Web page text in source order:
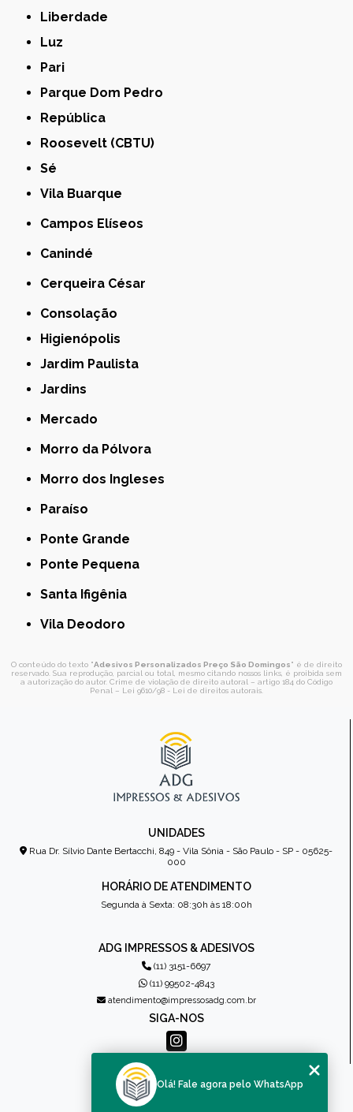
Liberdade
Luz
Pari
Parque Dom Pedro
República
Roosevelt (CBTU)
Sé
Vila Buarque
Campos Elíseos
Canindé
Cerqueira César
Consolação
Higienópolis
Jardim Paulista
Jardins
Mercado
Morro da Pólvora
Morro dos Ingleses
Paraíso
Ponte Grande
Ponte Pequena
Santa Ifigênia
Vila Deodoro
O conteúdo do texto "Adesivos Personalizados Preço São Domingos" é de direito
reservado. Sua reprodução, parcial ou total, mesmo citando nossos links, é proibida sem
a autorização do autor. Crime de violação de direito autoral – artigo 184 do Código
Penal – Lei 9610/98 - Lei de direitos autorais
UNIDADES
Rua Dr. Sílvio Dante Bertacchi, 849 - Vila Sônia - São Paulo - SP - 05625-
000
HORÁRIO DE ATENDIMENTO
Segunda à Sexta: 08:30h às 18:00h
ADG IMPRESSOS & ADESIVOS
(11) 3151-6697
(11) 99502-4843
atendimento@impressosadg.com.br
SIGA-NOS
MENU
Olá! Fale agora pelo WhatsApp